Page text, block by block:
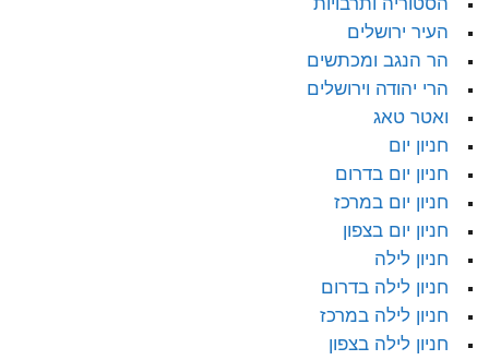
העיר ירושלים
הר הנגב ומכתשים
הרי יהודה וירושלים
ואטר טאג
חניון יום
חניון יום בדרום
חניון יום במרכז
חניון יום בצפון
חניון לילה
חניון לילה בדרום
חניון לילה במרכז
חניון לילה בצפון